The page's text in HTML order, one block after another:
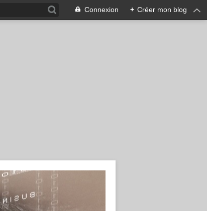
Connexion + Créer mon blog